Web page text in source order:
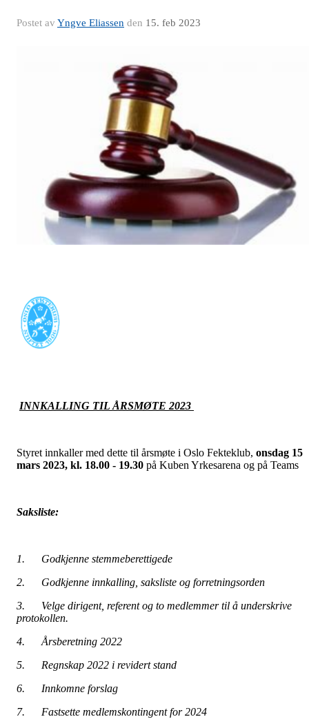
Postet av Yngve Eliassen den 15. feb 2023
INNKALLING TIL ÅRSMØTE 2023
Styret innkaller med dette til årsmøte i Oslo Fekteklub, onsdag 15
mars 2023, kl. 18.00 - 19.30 på Kuben Yrkesarena og på Teams
Saksliste:
1. Godkjenne stemmeberettigede
2. Godkjenne innkalling, saksliste og forretningsorden
3. Velge dirigent, referent og to medlemmer til å underskrive
protokollen.
4. Årsberetning 2022
5. Regnskap 2022 i revidert stand
6. Innkomne forslag
7. Fastsette medlemskontingent for 2024